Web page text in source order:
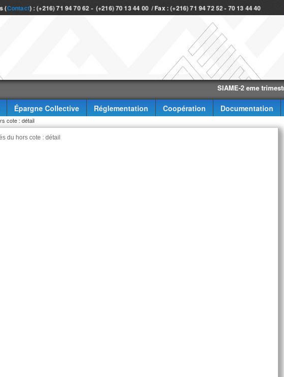
(Contact) : (+216) 71 94 70 62 - (+216) 70 13 44 00 / Fax : (+216) 71 94 72 52 - 70 13 44 40
SIAME-2 eme trimestre-2026
Épargne Collective Réglementation Coopération Documentation
cote : détail
du hors cote : détail